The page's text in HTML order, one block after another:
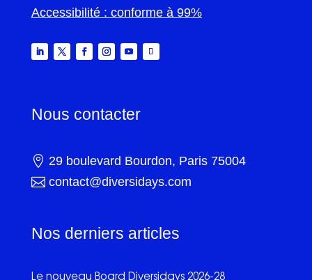
Accessibilité : conforme à 99%
Nous contacter
 29 boulevard Bourdon, Paris 75004
 contact@diversidays.com
Nos derniers articles
Le nouveau Board Diversidays 2026-28